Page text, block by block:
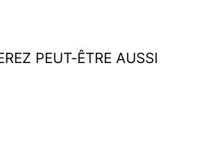
PEUT-ÊTRE AUSSI